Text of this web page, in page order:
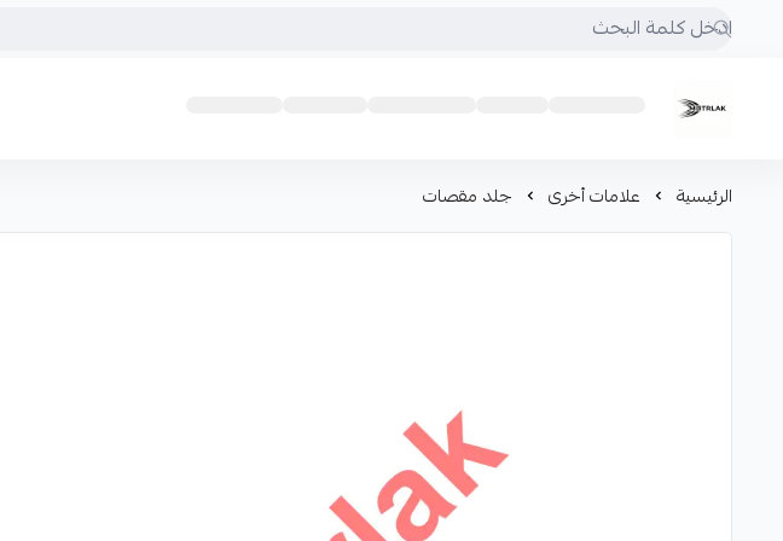
Motrlak
الرئيسية علامات أخرى جلد مقصات